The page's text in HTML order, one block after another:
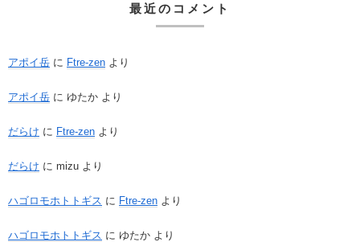
最近のコメント
アポイ岳 に Ftre-zen より
アポイ岳 に ゆたか より
だらけ に Ftre-zen より
だらけ に mizu より
ハゴロモホトトギス に Ftre-zen より
ハゴロモホトトギス に ゆたか より